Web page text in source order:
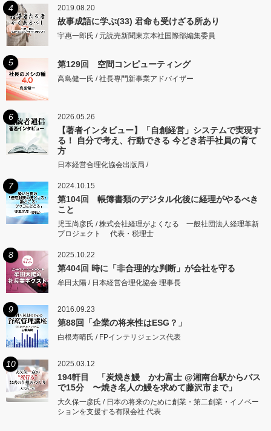
4 2019.08.20
故事成語に学ぶ(33) 君命も受けざる所あり
宇惠一郎氏 / 元読売新聞東京本社国際部編集委員
5 第129回 空間コンピューティング
高島健一氏 / 社長専門新事業アドバイザー
6 2026.05.26
【著者インタビュー】「自創経営」システムで実現す
る！ 自分で考え、行動できる 今どき若手社員の育て
方
日本経営合理化協会出版局 /
7 2024.10.15
第104回 帳簿書類のデジタル化後に経理がやるべき
こと
児玉尚彦氏 / 株式会社経理がよくなる 一般社団法人経理革新
プロジェクト 代表・税理士
8 2025.10.22
第404回 時に「非合理的な判断」が会社を守る
牟田太陽 / 日本経営合理化協会 理事長
9 2016.09.23
第88回「企業の将来性はESG？」
白根寿晴氏 / FPインテリジェンス代表
10 2025.03.12
194軒目 「炭焼き鰻 かわ富士 @湘南台駅からバス
で15分 〜焼き名人の鰻を求めて藤沢市まで」
大久保一彦氏 / 日本の将来のために創業・第二創業・イノベー
ションを支援する有限会社 代表